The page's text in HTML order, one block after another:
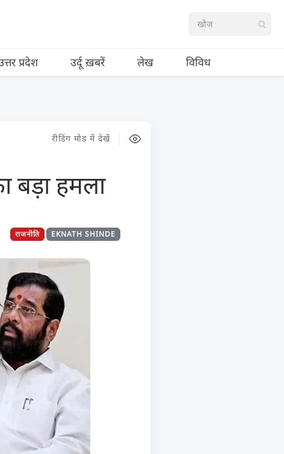
प्रदेश उर्दू ख़बरें लेख विविध
रीडिंग मोड में देखें
बड़ा हमला
EKNATH SHINDE
राजनीति